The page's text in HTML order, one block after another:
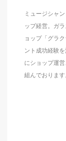
ミュージシャ
ップ経営。ガ
ョップ「グラ
ント成功経験
にショップ運
組んでおります